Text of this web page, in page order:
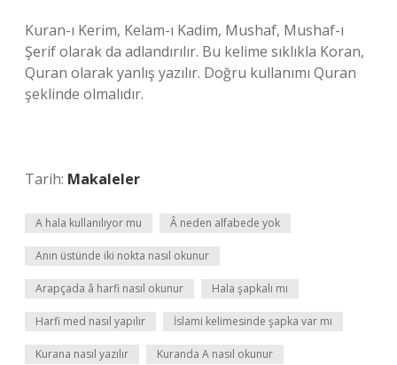
Kuran-ı Kerim, Kelam-ı Kadim, Mushaf, Mushaf-ı
Şerif olarak da adlandırılır. Bu kelime sıklıkla Koran,
Quran olarak yanlış yazılır. Doğru kullanımı Quran
şeklinde olmalıdır.
Tarih: Makaleler
A hala kullanılıyor mu Â neden alfabede yok
Anın üstünde iki nokta nasıl okunur
Arapçada â harfi nasıl okunur Hala şapkalı mı
Harfi med nasıl yapılır İslami kelimesinde şapka var mı
Kurana nasıl yazılır Kuranda A nasıl okunur